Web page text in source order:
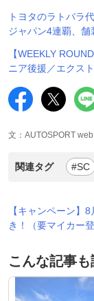
トヨタのラトバラ
ジャパン4連覇、
【WEEKLY
ニア後援／エクス
文：AUTOSPORT web
関連タグ #SC
【キャンペーン】
き！（要マイカー
こんな記事